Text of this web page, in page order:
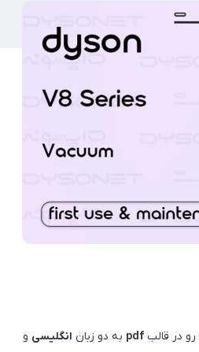
رو در قالب pdf به دو زبان انگلیسی و